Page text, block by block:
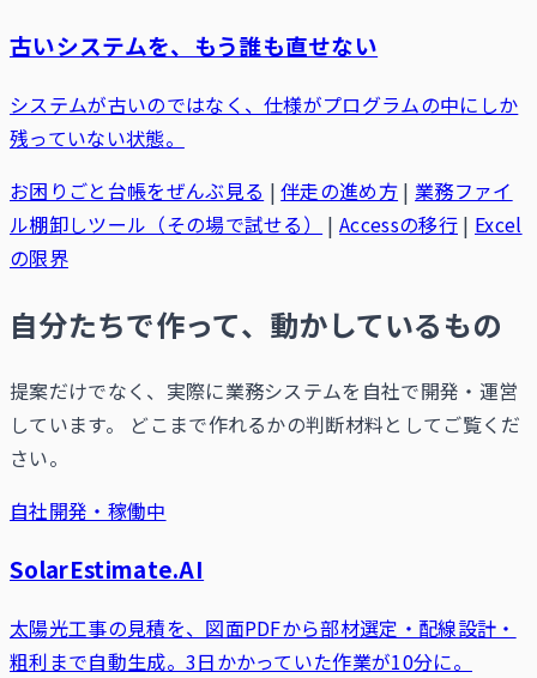
古いシステムを、もう誰も直せない
システムが古いのではなく、仕様がプログラムの中にしか
残っていない状態。
お困りごと台帳をぜんぶ見る | 伴走の進め方 | 業務ファイ
ル棚卸しツール（その場で試せる）
| Accessの移行 | Excel
の限界
自分たちで作って、動かしているもの
提案だけでなく、実際に業務システムを自社で開発・運営
しています。 どこまで作れるかの判断材料としてご覧くだ
さい。
自社開発・稼働中
SolarEstimate.AI
太陽光工事の見積を、図面PDFから部材選定・配線設計・
粗利まで自動生成。3日かかっていた作業が10分に。